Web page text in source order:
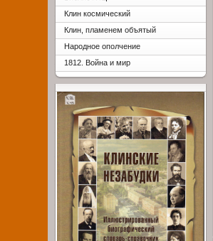
Клин космический
Клин, пламенем объятый
Народное ополчение
1812. Война и мир